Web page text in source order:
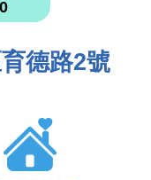
德路2號